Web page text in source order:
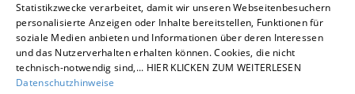
Weitere Informationen finden Sie in unserer
Datenschutzerklärung.
COOKIE-EINSTELLUNGEN ÖFFNEN
Statistikzwecke verarbeitet, damit wir unseren Webseitenbesuchern
personalisierte Anzeigen oder Inhalte bereitstellen, Funktionen für
soziale Medien anbieten und Informationen über deren Interessen
und das Nutzerverhalten erhalten können. Cookies, die nicht
technisch-notwendig sind,... HIER KLICKEN ZUM WEITERLESEN
Datenschutzhinweise